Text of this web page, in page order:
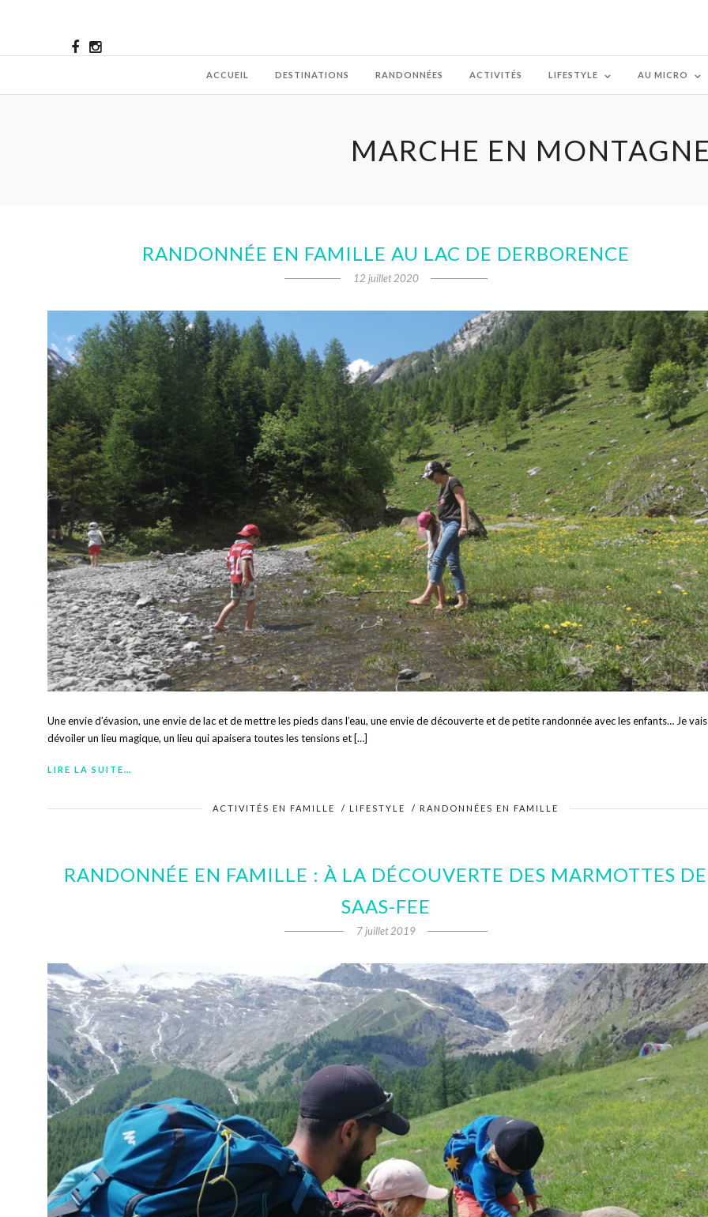
ACCUEIL DESTINATIONS RANDONNÉES ACTIVITÉS LIFESTYLE AU MICRO
MARCHE EN
RANDONNÉE EN FAMILLE AU LAC DE DERBORENCE
12 juillet 2020
Une envie d’évasion, une envie de lac et de mettre les pieds dans l’eau, une envie de découverte et de petite randonnée avec les enfants… Je
dévoiler un lieu magique, un lieu qui apaisera toutes les tensions et […]
LIRE LA SUITE…
ACTIVITÉS EN FAMILLE / LIFESTYLE / RANDONNÉES EN FAMILLE
RANDONNÉE EN FAMILLE : À LA DÉCOUVERTE DES MARMOTTES DE
SAAS-FEE
7 juillet 2019